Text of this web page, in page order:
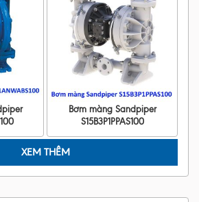
Bơm màng Sandpiper
S15B3P1PPAS100
XEM THÊM